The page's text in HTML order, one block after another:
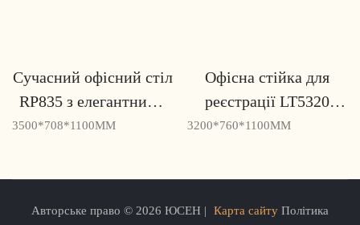
Сучасний офісний стіл
RP835 з елегантним і
стильним дизайном -
3500*708*1100MM
Офісна стійка для
реєстрації LT5320
преміум якості та
3200*760*1100MM
Авторське право © 2026 ЮСЕН | Карта сайту Політика